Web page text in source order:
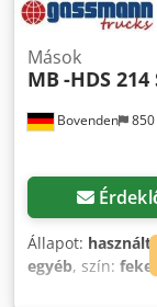
Bovenden
Mások
MB -HDS
Állapot: használt
egyéb, szín: